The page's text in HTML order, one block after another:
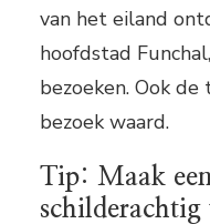
van het eiland
hoofdstad
bezoeken. Ook
bezoek waard.
Tip: Maak
schilderachtig